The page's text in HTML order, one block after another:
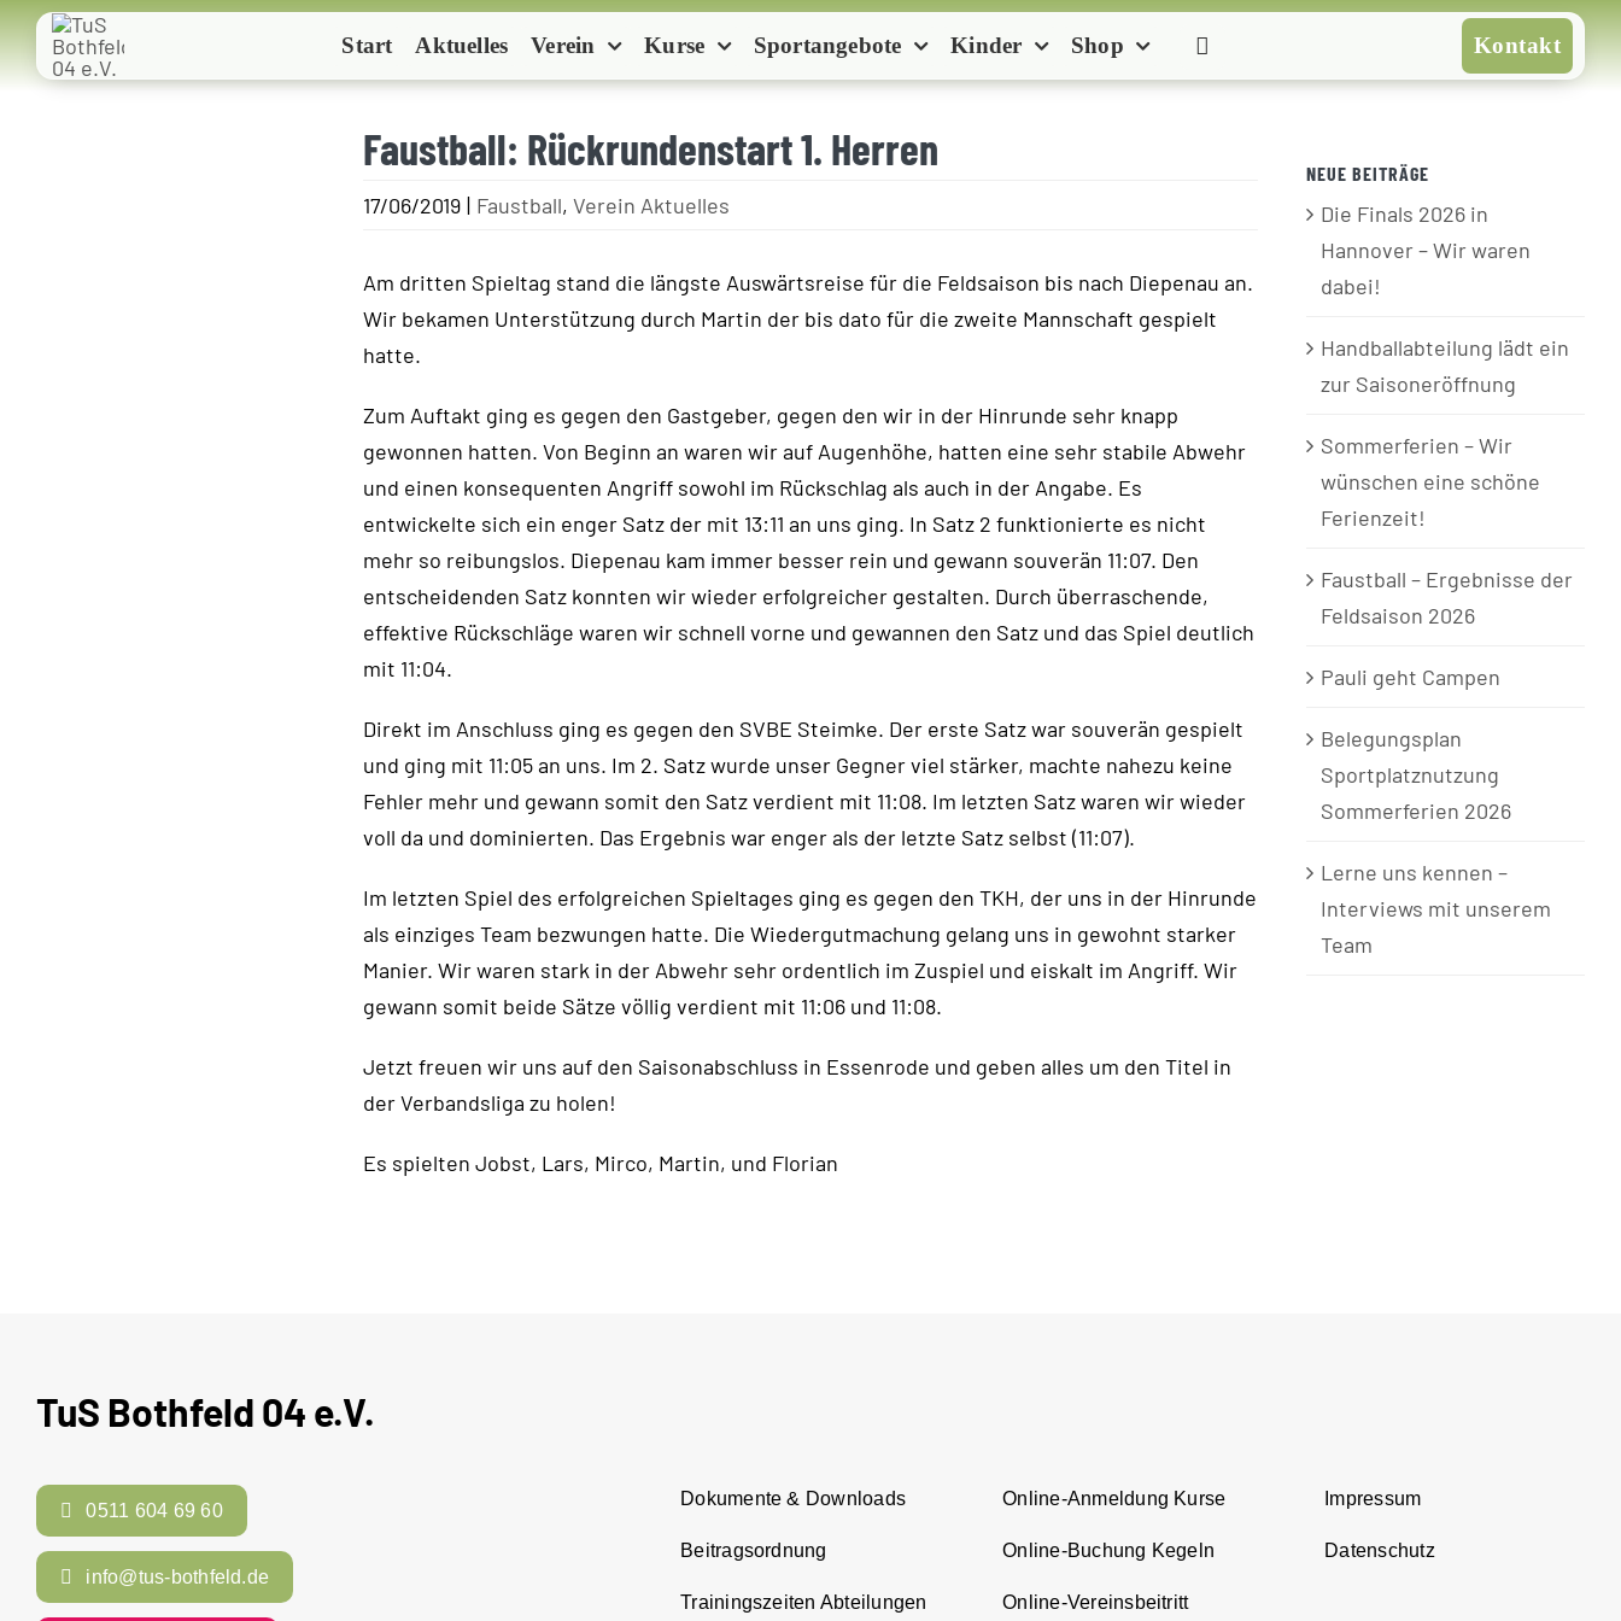
Zum
Inhalt
springen
Start Aktuelles Verein Kurse Sportangebote Kinder Shop Kontakt
Faustball: Rückrundenstart 1. Herren
17/06/2019 | Faustball,Verein Aktuelles
Am dritten Spieltag stand die längste Auswärtsreise für die Feldsaison bis nach Diepenau an.
Wir bekamen Unterstützung durch Martin der bis dato für die zweite Mannschaft gespielt
hatte.
Zum Auftakt ging es gegen den Gastgeber, gegen den wir in der Hinrunde sehr knapp
gewonnen hatten. Von Beginn an waren wir auf Augenhöhe, hatten eine sehr stabile Abwehr
und einen konsequenten Angriff sowohl im Rückschlag als auch in der Angabe. Es
entwickelte sich ein enger Satz der mit 13:11 an uns ging. In Satz 2 funktionierte es nicht
mehr so reibungslos. Diepenau kam immer besser rein und gewann souverän 11:07. Den
entscheidenden Satz konnten wir wieder erfolgreicher gestalten. Durch überraschende,
effektive Rückschläge waren wir schnell vorne und gewannen den Satz und das Spiel deutlich
mit 11:04.
Direkt im Anschluss ging es gegen den SVBE Steimke. Der erste Satz war souverän gespielt
und ging mit 11:05 an uns. Im 2. Satz wurde unser Gegner viel stärker, machte nahezu keine
Fehler mehr und gewann somit den Satz verdient mit 11:08. Im letzten Satz waren wir wieder
voll da und dominierten. Das Ergebnis war enger als der letzte Satz selbst (11:07).
Im letzten Spiel des erfolgreichen Spieltages ging es gegen den TKH, der uns in der Hinrunde
als einziges Team bezwungen hatte. Die Wiedergutmachung gelang uns in gewohnt starker
Manier. Wir waren stark in der Abwehr sehr ordentlich im Zuspiel und eiskalt im Angriff. Wir
gewann somit beide Sätze völlig verdient mit 11:06 und 11:08.
Jetzt freuen wir uns auf den Saisonabschluss in Essenrode und geben alles um den Titel in
der Verbandsliga zu holen!
Es spielten Jobst, Lars, Mirco, Martin, und Florian
NEUE BEITRÄGE
Die Finals 2026 in
Hannover – Wir waren
dabei!
Handballabteilung lädt ein
zur Saisoneröffnung
Sommerferien – Wir
wünschen eine schöne
Ferienzeit!
Faustball – Ergebnisse der
Feldsaison 2026
Pauli geht Campen
Belegungsplan
Sportplatznutzung
Sommerferien 2026
Lerne uns kennen –
Interviews mit unserem
Team
TuS Bothfeld 04 e.V.
0511 604 69 60
info@tus-bothfeld.de
Dokumente & Downloads
Beitragsordnung
Trainingszeiten Abteilungen
Online-Anmeldung Kurse
Online-Buchung Kegeln
Online-Vereinsbeitritt
Impressum
Datenschutz